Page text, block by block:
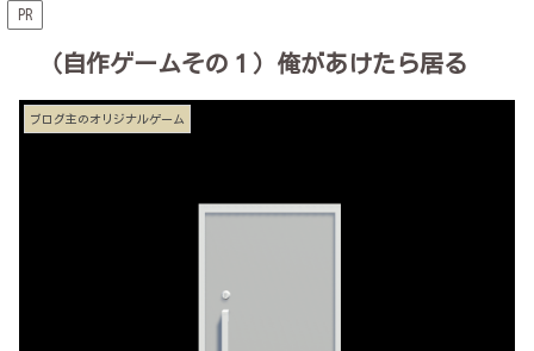
PR
（自作ゲームその１）俺があけたら居る
ブログ主のオリジナルゲーム